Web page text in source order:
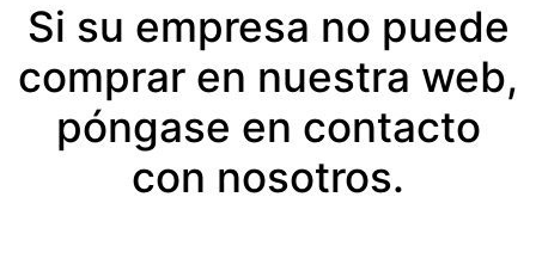
Si su empresa no puede
comprar en nuestra web,
póngase en contacto
con nosotros.